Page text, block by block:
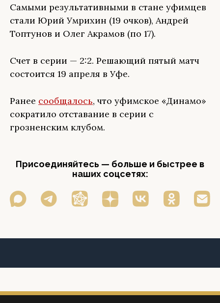
Самыми результативными в стане уфимцев
стали Юрий Умрихин (19 очков), Андрей
Топтунов и Олег Акрамов (по 17).
Счет в серии — 2:2. Решающий пятый матч
состоится 19 апреля в Уфе.
Ранее сообщалось, что уфимское «Динамо»
сократило отставание в серии с
грозненским клубом.
Присоединяйтесь — больше и быстрее в
наших соцсетях: